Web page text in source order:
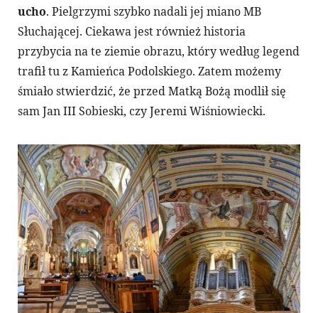
ucho. Pielgrzymi szybko nadali jej miano MB
Słuchającej. Ciekawa jest również historia
przybycia na te ziemie obrazu, który według legend
trafił tu z Kamieńca Podolskiego. Zatem możemy
śmiało stwierdzić, że przed Matką Bożą modlił się
sam Jan III Sobieski, czy Jeremi Wiśniowiecki.